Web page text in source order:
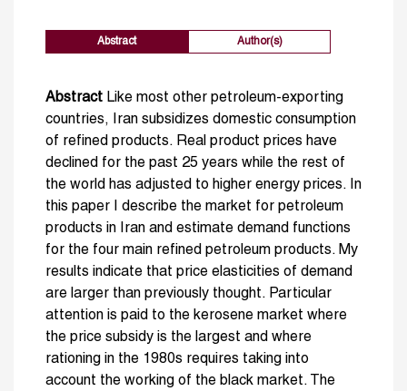
Abstract Author(s)
Abstract Like most other petroleum-exporting
countries, Iran subsidizes domestic consumption
of refined products. Real product prices have
declined for the past 25 years while the rest of
the world has adjusted to higher energy prices. In
this paper I describe the market for petroleum
products in Iran and estimate demand functions
for the four main refined petroleum products. My
results indicate that price elasticities of demand
are larger than previously thought. Particular
attention is paid to the kerosene market where
the price subsidy is the largest and where
rationing in the 1980s requires taking into
account the working of the black market. The